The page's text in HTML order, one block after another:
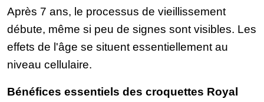
Après 7 ans, le processus de vieillissement
débute, même si peu de signes sont visibles. Les
effets de l'âge se situent essentiellement au
niveau cellulaire.
Bénéfices essentiels des croquettes Royal